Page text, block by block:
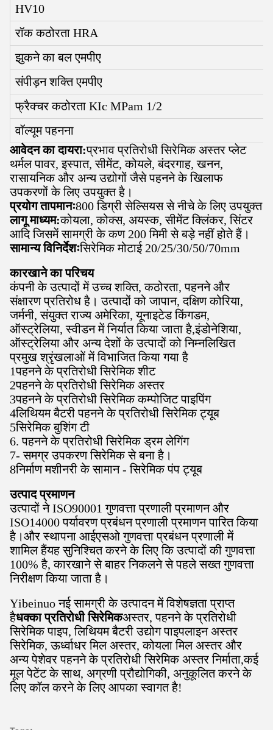
HV10
रॉक कठोरता HRA
झुकने का बल एमपीए
संपीड़न शक्ति एमपीए
फ्रैक्चर कठोरता KIc MPam 1/2
वॉल्यूम पहनना
आवेदन का दायरा:प्रभाव प्रतिरोधी सिरेमिक अस्तर प्लेट
थर्मल पावर, इस्पात, सीमेंट, कोयले, बंदरगाह, खनन,
रासायनिक और अन्य उद्योगों जैसे पहनने के खिलाफ
उपकरणों के लिए उपयुक्त है।
प्रयोग तापमानः800 डिग्री सेल्सियस से नीचे के लिए उपयुक्त
लागू माध्यम:कोयला, कोक्स, अयस्क, सीमेंट क्लिंकर, सिंटर
आदि जिसमें सामग्री के कण 200 मिमी से बड़े नहीं होते हैं।
सामान्य विनिर्देशःसिरेमिक मोटाई 20/25/30/50/70mm
कारखाने का परिचय
कंपनी के उत्पादों में उच्च शक्ति, कठोरता, पहनने और
संक्षारण प्रतिरोध है। उत्पादों को जापान, दक्षिण कोरिया,
जर्मनी, संयुक्त राज्य अमेरिका, यूनाइटेड किंगडम,
ऑस्ट्रेलिया, स्वीडन में निर्यात किया जाता है,इंडोनेशिया,
ऑस्ट्रेलिया और अन्य देशों के उत्पादों को निम्नलिखित
प्रमुख श्रृंखलाओं में विभाजित किया गया है
1पहनने के प्रतिरोधी सिरेमिक शीट
2पहनने के प्रतिरोधी सिरेमिक अस्तर
3पहनने के प्रतिरोधी सिरेमिक कम्पोजिट पाइपिंग
4लिथियम बैटरी पहनने के प्रतिरोधी सिरेमिक ट्यूब
5सिरेमिक बुशिंग टी
6. पहनने के प्रतिरोधी सिरेमिक ड्रम लेगिंग
7- समग्र उपकरण सिरेमिक से बना है।
8निर्माण मशीनरी के सामान - सिरेमिक पंप ट्यूब
उत्पाद प्रमाणन
उत्पादों ने ISO90001 गुणवत्ता प्रणाली प्रमाणन और
ISO14000 पर्यावरण प्रबंधन प्रणाली प्रमाणन पारित किया
है।और स्थापना आईएसओ गुणवत्ता प्रबंधन प्रणाली में
शामिल हैंयह सुनिश्चित करने के लिए कि उत्पादों की गुणवत्ता
100% है, कारखाने से बाहर निकलने से पहले सख्त गुणवत्ता
निरीक्षण किया जाता है।
Yibeinuo नई सामग्री के उत्पादन में विशेषज्ञता प्राप्त
हैधक्का प्रतिरोधी सिरेमिकअस्तर, पहनने के प्रतिरोधी
सिरेमिक पाइप, लिथियम बैटरी उद्योग पाइपलाइन अस्तर
सिरेमिक, ऊर्ध्वाधर मिल अस्तर, कोयला मिल अस्तर और
अन्य पेशेवर पहनने के प्रतिरोधी सिरेमिक अस्तर निर्माता,कई
मूल पेटेंट के साथ, अग्रणी प्रौद्योगिकी, अनुकूलित करने के
लिए कॉल करने के लिए आपका स्वागत है!